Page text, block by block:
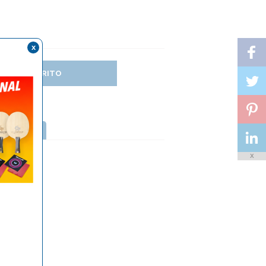
AL CARRITO
x
X